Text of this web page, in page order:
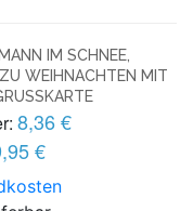
IM SCHNEE,
WEIHNACHTEN MIT
8,36 €
€